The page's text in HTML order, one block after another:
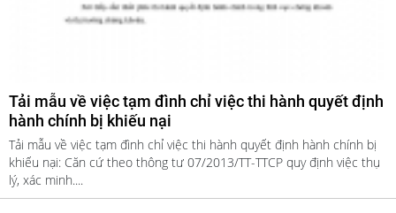
Tải mẫu về việc tạm đình chỉ việc thi hành quyết định
hành chính bị khiếu nại
Tải mẫu về việc tạm đình chỉ việc thi hành quyết định hành chính bị
khiếu nại: Căn cứ theo thông tư 07/2013/TT-TTCP quy định việc thụ
lý, xác minh....